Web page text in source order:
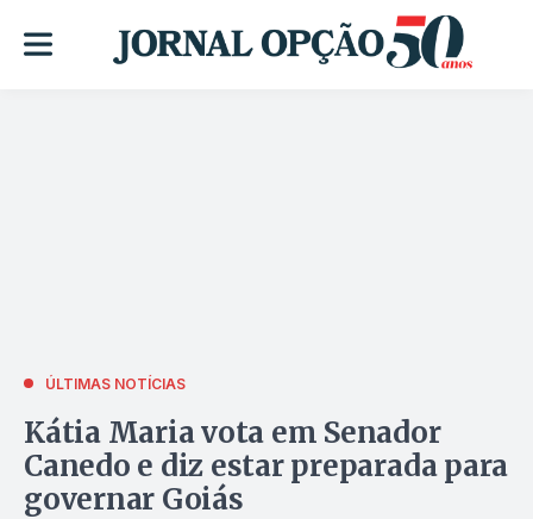
ÚLTIMAS NOTÍCIAS
Kátia Maria vota em Senador
Canedo e diz estar preparada para
governar Goiás